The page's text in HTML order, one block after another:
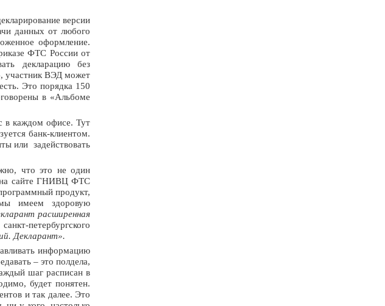
версии
данных от любого
оформление.
ФТС России от
декларацию без
участник ВЭД может
Это порядка 150
в «Альбоме
в каждом офисе. Тут
банк-клиентом.
или задействовать
что это не один
на сайте ГНИВЦ ФТС
продукт,
мы имеем здоровую
расширенная
петербургского
Декларант».
информацию
– это полдела,
шаг расписан в
будет понятен.
и так далее. Это